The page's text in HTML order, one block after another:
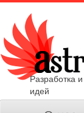
Разработка
идей